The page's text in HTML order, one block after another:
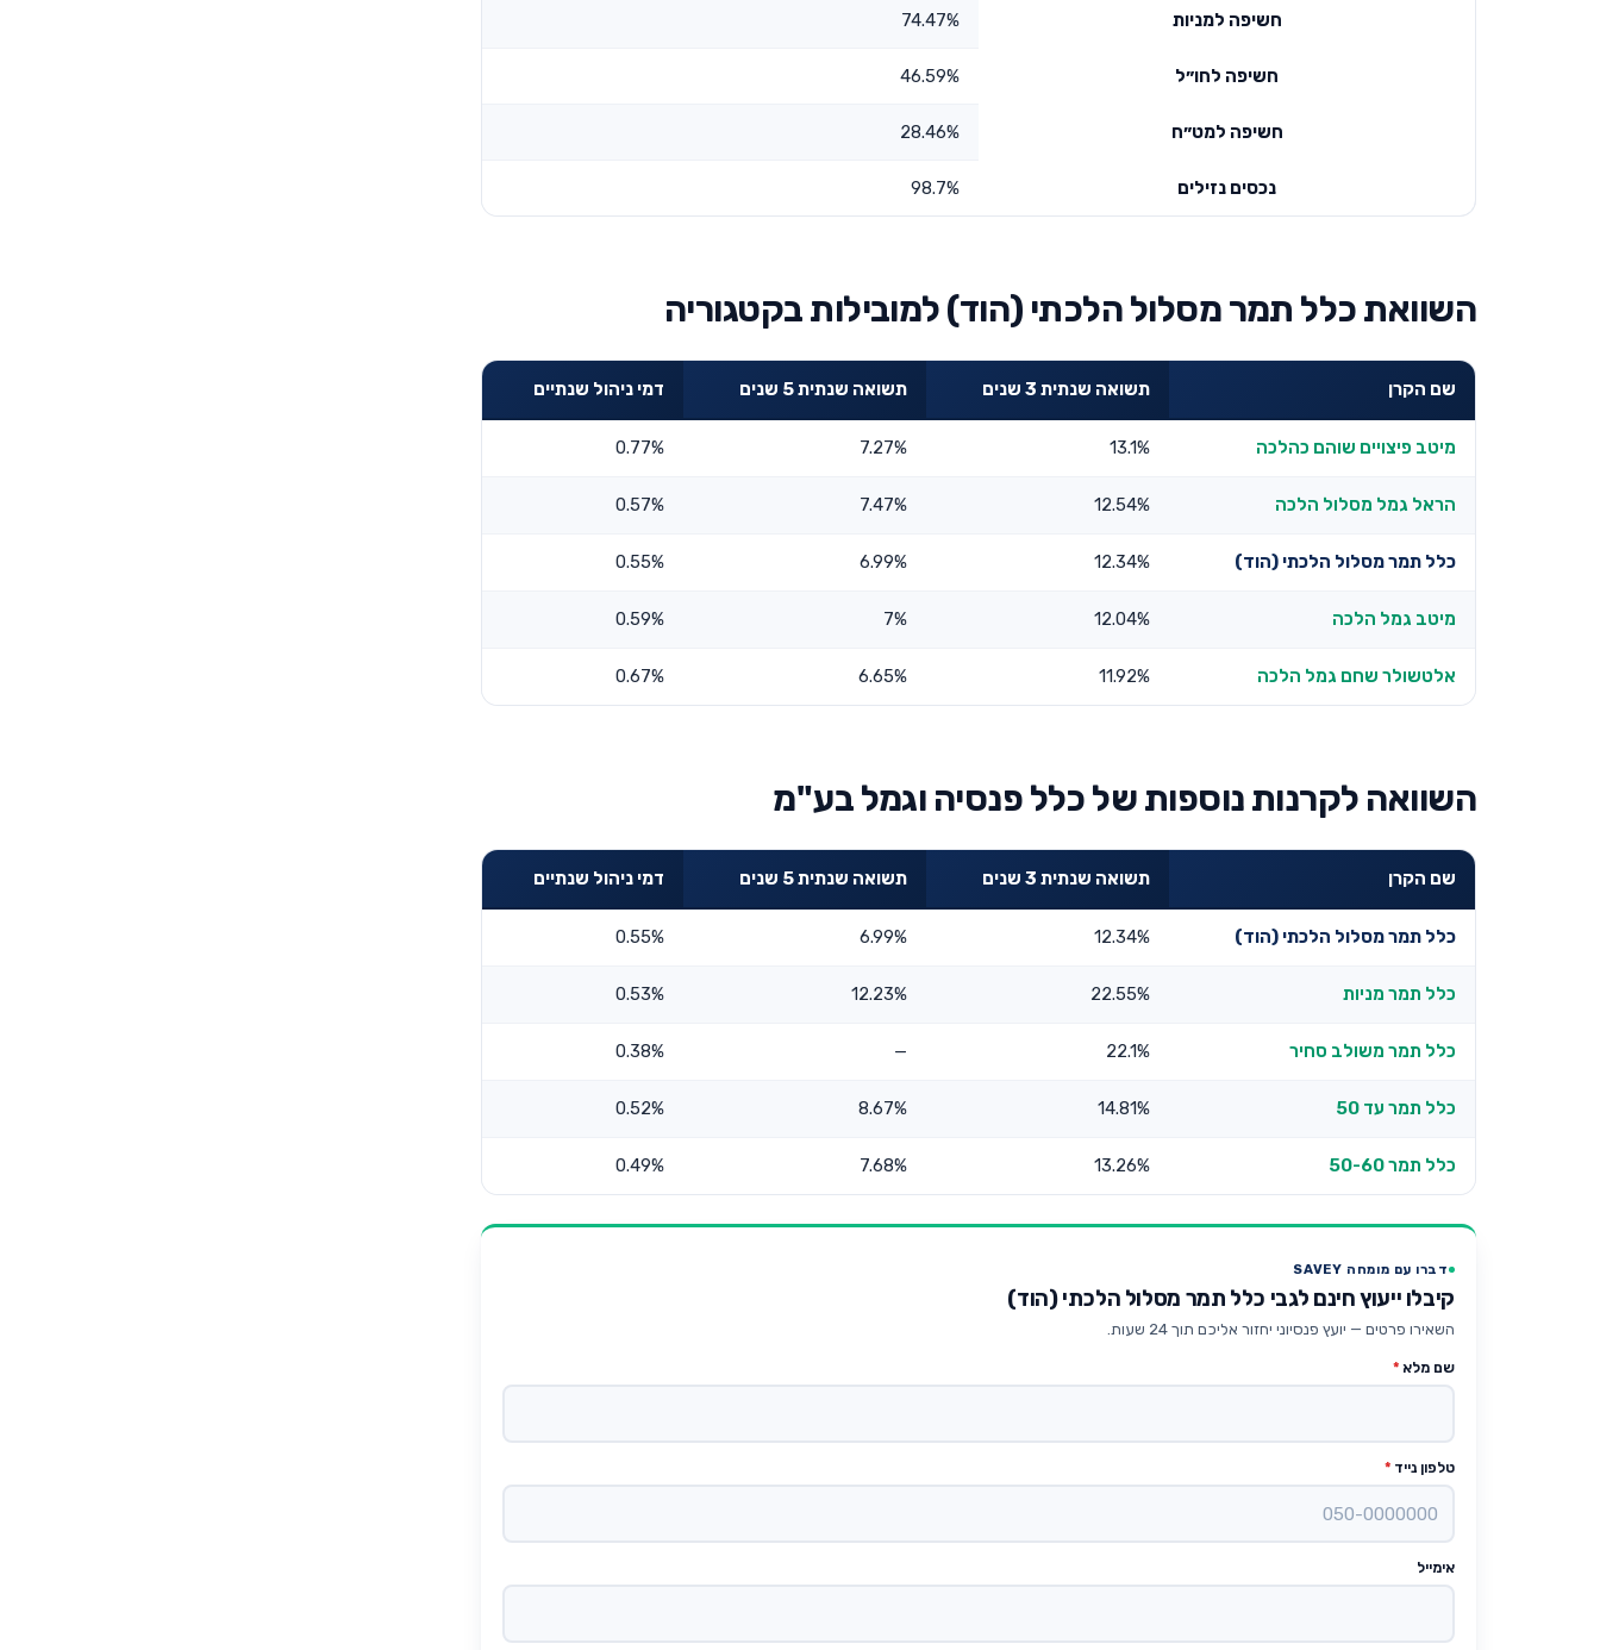
חשיפה למניות 74.47%
חשיפה לחו״ל 46.59%
חשיפה למט״ח 28.46%
נכסים נזילים 98.7%
השוואת כלל תמר מסלול הלכתי (הוד) למובילות בקטגוריה
שם הקרן תשואה שנתית 3 שנים תשואה שנתית 5 שנים דמי ניהול שנתיים
מיטב פיצויים שוהם כהלכה 13.1%
7.27%
0.77%
הראל גמל מסלול הלכה 12.54%
7.47%
0.57%
כלל תמר מסלול הלכתי (הוד) 12.34%
6.99%
0.55%
מיטב גמל הלכה 12.04%
7%
0.59%
אלטשולר שחם גמל הלכה 11.92%
6.65%
0.67%
השוואה לקרנות נוספות של כלל פנסיה וגמל בע"מ
שם הקרן תשואה שנתית 3 שנים תשואה שנתית 5 שנים דמי ניהול שנתיים
כלל תמר מסלול הלכתי (הוד) 12.34%
6.99%
0.55%
כלל תמר מניות 22.55%
12.23%
0.53%
כלל תמר משולב סחיר 22.1%
—
0.38%
כלל תמר עד 50 14.81%
8.67%
0.52%
כלל תמר 50-60 13.26%
7.68%
0.49%
דברו עם מומחה SAVEY
קיבלו ייעוץ חינם לגבי כלל תמר מסלול הלכתי (הוד)
השאירו פרטים — יועץ פנסיוני יחזור אליכם תוך 24 שעות.
שם מלא *
טלפון נייד *
אימייל